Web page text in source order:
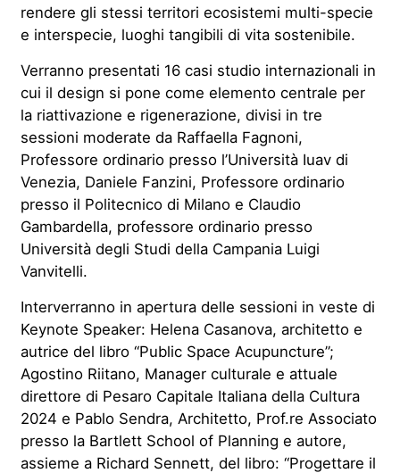
rendere gli stessi territori ecosistemi multi-specie
e interspecie, luoghi tangibili di vita sostenibile.
Verranno presentati 16 casi studio internazionali in
cui il design si pone come elemento centrale per
la riattivazione e rigenerazione, divisi in tre
sessioni moderate da Raffaella Fagnoni,
Professore ordinario presso l’Università Iuav di
Venezia, Daniele Fanzini, Professore ordinario
presso il Politecnico di Milano e Claudio
Gambardella, professore ordinario presso
Università degli Studi della Campania Luigi
Vanvitelli.
Interverranno in apertura delle sessioni in veste di
Keynote Speaker: Helena Casanova, architetto e
autrice del libro “Public Space Acupuncture”;
Agostino Riitano, Manager culturale e attuale
direttore di Pesaro Capitale Italiana della Cultura
2024 e Pablo Sendra, Architetto, Prof.re Associato
presso la Bartlett School of Planning e autore,
assieme a Richard Sennett, del libro: “Progettare il